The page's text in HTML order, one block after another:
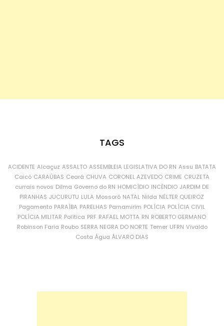
TAGS
ACIDENTE Alcaçuz ASSALTO ASSEMBLEIA LEGISLATIVA DO RN Assu BATATA
Caicó CARAÚBAS Ceará CHUVA CORONEL AZEVEDO CRIME CRUZETA
currais novos Dilma Governo do RN HOMICÍDIO INCÊNDIO JARDIM DE
PIRANHAS JUCURUTU LULA Mossoró NATAL Nilda NÉLTER QUEIROZ
Pagamento PARAÍBA PARELHAS Parnamirim POLÍCIA POLÍCIA CIVIL
POLÍCIA MILITAR Política PRF RAFAEL MOTTA RN ROBERTO GERMANO
Robinson Faria Roubo SERRA NEGRA DO NORTE Temer UFRN Vivaldo
Costa Água ÁLVARO DIAS